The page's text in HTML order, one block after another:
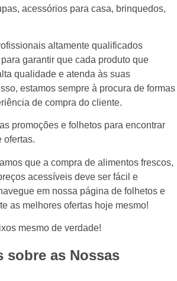
acessórios para casa, brinquedos,
altamente qualificados
garantir que cada produto que
qualidade e atenda às suas
estamos sempre à procura de formas
de compra do cliente.
promoções e folhetos para encontrar
ofertas.
que a compra de alimentos frescos,
acessíveis deve ser fácil e
em nossa página de folhetos e
as melhores ofertas hoje mesmo!
mesmo de verdade!
sobre as Nossas